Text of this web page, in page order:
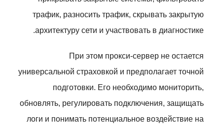
трафик, разносить трафик, скрывать закрытую
архитектуру сети и участвовать в диагностике.
При этом прокси-сервер не остается
универсальной страховкой и предполагает точной
подготовки. Его необходимо мониторить,
обновлять, регулировать подключения, защищать
логи и понимать потенциальное воздействие на